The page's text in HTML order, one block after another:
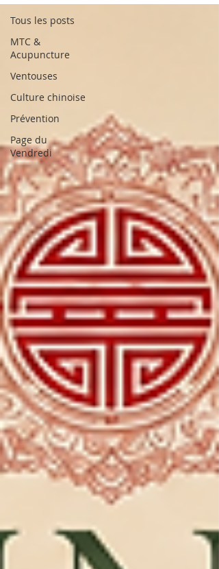
Tous les posts
MTC &
Acupuncture
Ventouses
Culture chinoise
Prévention
Page du
Vendredi